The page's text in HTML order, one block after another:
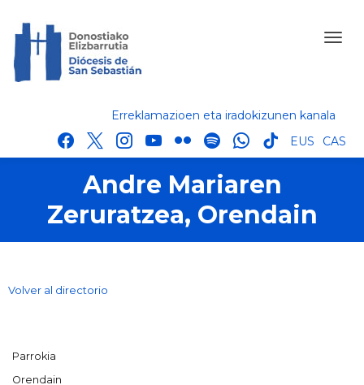
Erreklamazioen eta iradokizunen kanala
facebook
x instagram
youtube
flickr spotifywhatsapp
tik
tok
EUS CAS
Andre Mariaren
Zeruratzea, Orendain
Volver al directorio
Parrokia
Orendain